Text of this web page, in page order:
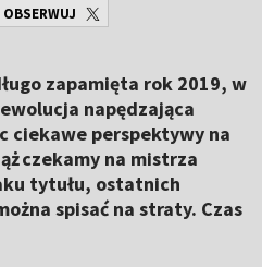
OBSERWUJ
zapamięta rok 2019, w
napędzająca
ciekawe perspektywy na
czekamy na mistrza
tytułu, ostatnich
spisać na straty. Czas